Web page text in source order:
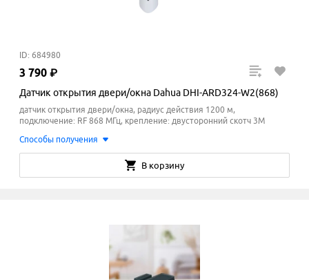
ID: 684980
3 790 ₽
Датчик открытия двери/окна Dahua DHI-ARD324-W2(868)
датчик открытия двери/окна, радиус действия 1200 м,
подключение: RF 868 МГц, крепление: двусторонний скотч 3М
Способы получения
В корзину